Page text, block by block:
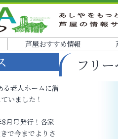
芦屋おすすめ情報
フリ
老人ホームに潜
いました！
月号発行！各家
で今までよりさ